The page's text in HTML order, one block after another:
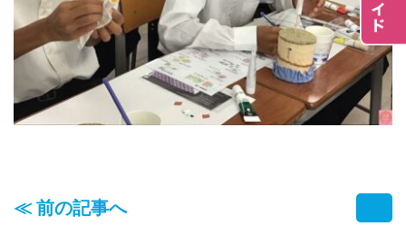
≪ 前の記事へ